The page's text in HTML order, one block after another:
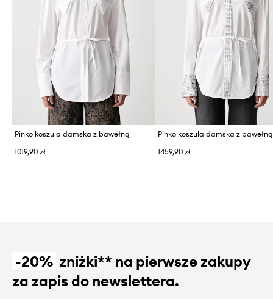
Pinko koszula damska z bawełną
1019,90 zł
Pinko koszula damska z bawełną
1459,90 zł
-20% zniżki** na pierwsze zakupy
za zapis do newslettera.